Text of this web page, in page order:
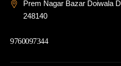
Prem Nagar Bazar Doiwala
248140
9760097344